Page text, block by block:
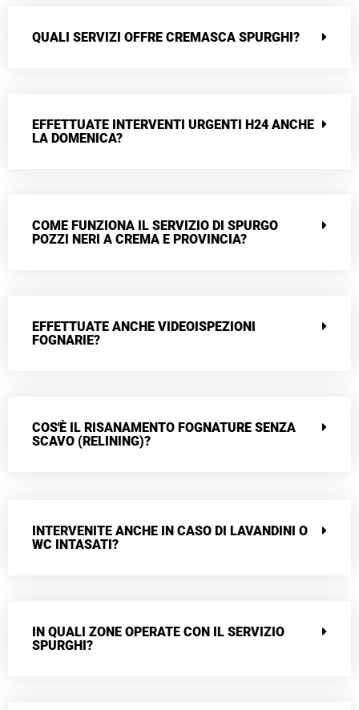
QUALI SERVIZI OFFRE CREMASCA SPURGHI?
EFFETTUATE INTERVENTI URGENTI H24 ANCHE
LA DOMENICA?
COME FUNZIONA IL SERVIZIO DI SPURGO
POZZI NERI A CREMA E PROVINCIA?
EFFETTUATE ANCHE VIDEOISPEZIONI
FOGNARIE?
COS'È IL RISANAMENTO FOGNATURE SENZA
SCAVO (RELINING)?
INTERVENITE ANCHE IN CASO DI LAVANDINI O
WC INTASATI?
IN QUALI ZONE OPERATE CON IL SERVIZIO
SPURGHI?